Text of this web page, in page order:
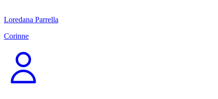
Loredana Parrella
Corinne